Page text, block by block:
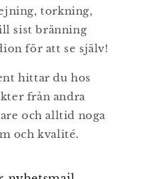
torkning,
sist bränning
för att se själv!
hittar du hos
från andra
och alltid noga
och kvalité.